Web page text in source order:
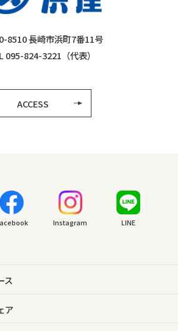
8510 長崎市浜町7番11号
095-824-3221（代表）
ACCESS
Instagram LINE
ス
ア